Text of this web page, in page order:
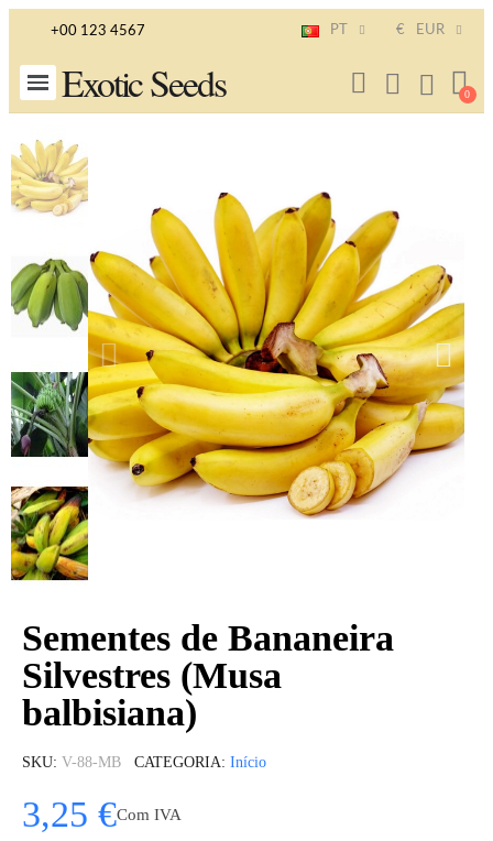
+00 123 4567 PT € EUR
Exotic Seeds
Sementes de Bananeira
Silvestres (Musa
balbisiana)
SKU V-88-MB CATEGORIA Início
3,25 €Com IVA